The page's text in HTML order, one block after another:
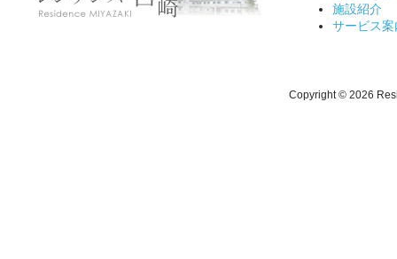
施設紹介
サービス案
Copyright © 2026